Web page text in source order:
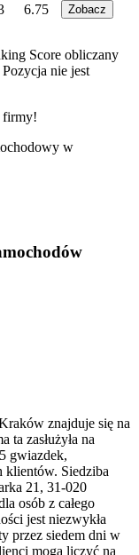
6.75 Zobacz
Score obliczany
nie jest
firmy!
w
znajduje się na
zasłużyła na
gwiazdek,
klientów. Siedziba
21, 31-020
osób z całego
jest niezwykła
przez siedem dni w
mogą liczyć na